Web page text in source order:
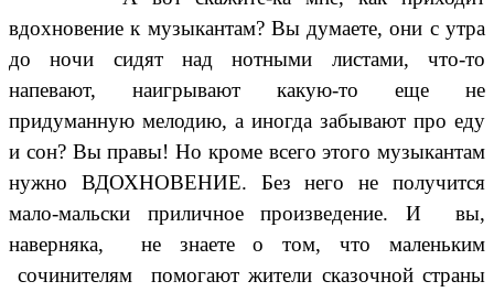
вдохновение к музыкантам? Вы думаете, они с утра
до ночи сидят над нотными листами, что-то
напевают, наигрывают какую-то еще не
придуманную мелодию, а иногда забывают про еду
и сон? Вы правы! Но кроме всего этого музыкантам
нужно ВДОХНОВЕНИЕ. Без него не получится
мало-мальски приличное произведение. И вы,
наверняка, не знаете о том, что маленьким
сочинителям помогают жители сказочной страны